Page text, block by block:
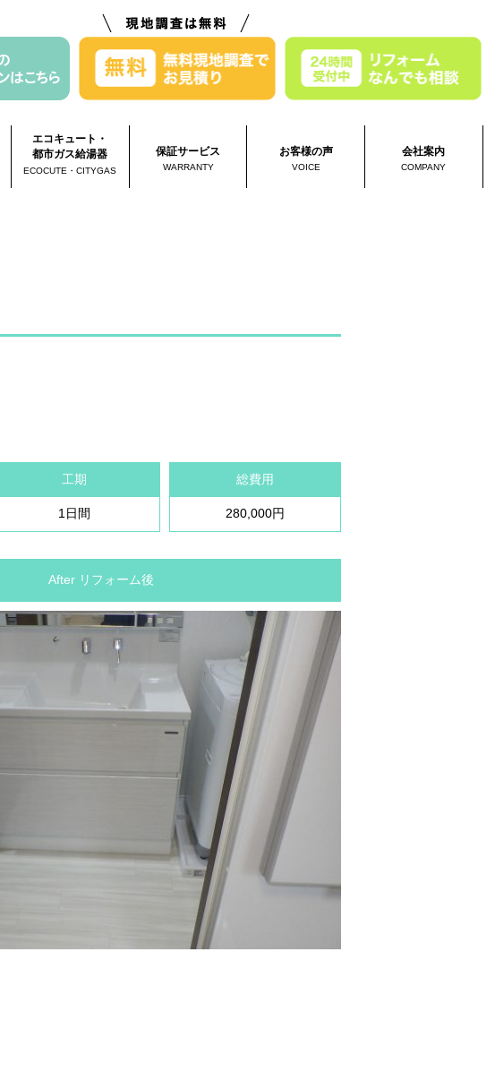
エコキュート・
都市ガス給湯器
ECOCUTE・CITYGAS
保証サービス
WARRANTY
お客様の声
VOICE
会社案内
COMPANY
工期
1日間
総費用
280,000円
After リフォーム後